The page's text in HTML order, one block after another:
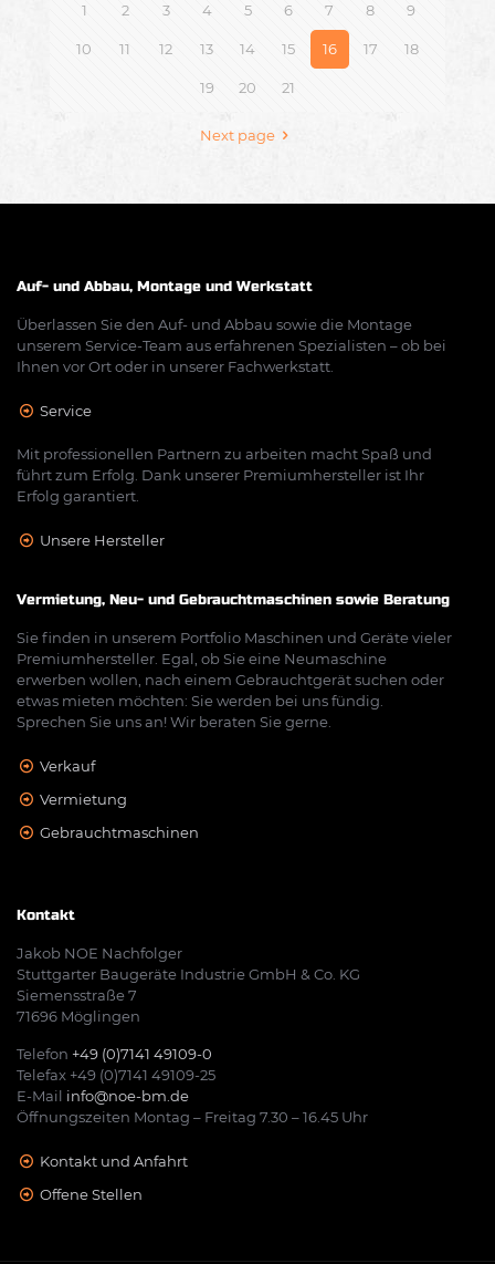
1 2 3 4 5 6 7 8 9
10 11 12 13 14 15 16 17 18
19 20 21
Next page
Auf- und Abbau, Montage und Werkstatt
Überlassen Sie den Auf- und Abbau sowie die Montage
unserem Service-Team aus erfahrenen Spezialisten – ob bei
Ihnen vor Ort oder in unserer Fachwerkstatt.
Service
Mit professionellen Partnern zu arbeiten macht Spaß und
führt zum Erfolg. Dank unserer Premiumhersteller ist Ihr
Erfolg garantiert.
Unsere Hersteller
Vermietung, Neu- und Gebrauchtmaschinen sowie Beratung
Sie finden in unserem Portfolio Maschinen und Geräte vieler
Premiumhersteller. Egal, ob Sie eine Neumaschine
erwerben wollen, nach einem Gebrauchtgerät suchen oder
etwas mieten möchten: Sie werden bei uns fündig.
Sprechen Sie uns an! Wir beraten Sie gerne.
Verkauf
Vermietung
Gebrauchtmaschinen
Kontakt
Jakob NOE Nachfolger
Stuttgarter Baugeräte Industrie GmbH & Co. KG
Siemensstraße 7
71696 Möglingen
Telefon +49 (0)7141 49109-0
Telefax +49 (0)7141 49109-25
E-Mail info@noe-bm.de
Öffnungszeiten Montag – Freitag 7.30 – 16.45 Uhr
Kontakt und Anfahrt
Offene Stellen